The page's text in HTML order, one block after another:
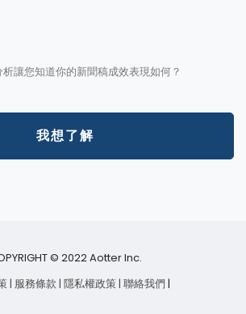
讓您知道你的新聞稿成效表現如何？
我想了解
© 2022 Aotter Inc.
| 服務條款 | 隱私權政策 | 聯絡我們 |